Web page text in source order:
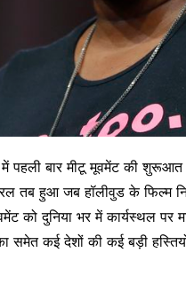
पहली बार मीटू मूवमेंट की
तब हुआ जब हॉलीवुड के फिल्म
को दुनिया भर में कार्यस्थल पर
समेत कई देशों की कई बड़ी